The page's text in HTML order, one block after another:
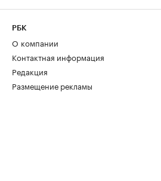
РБК
О компании
Контактная информация
Редакция
Размещение рекламы